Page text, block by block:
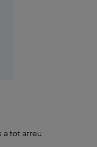
a tot arreu